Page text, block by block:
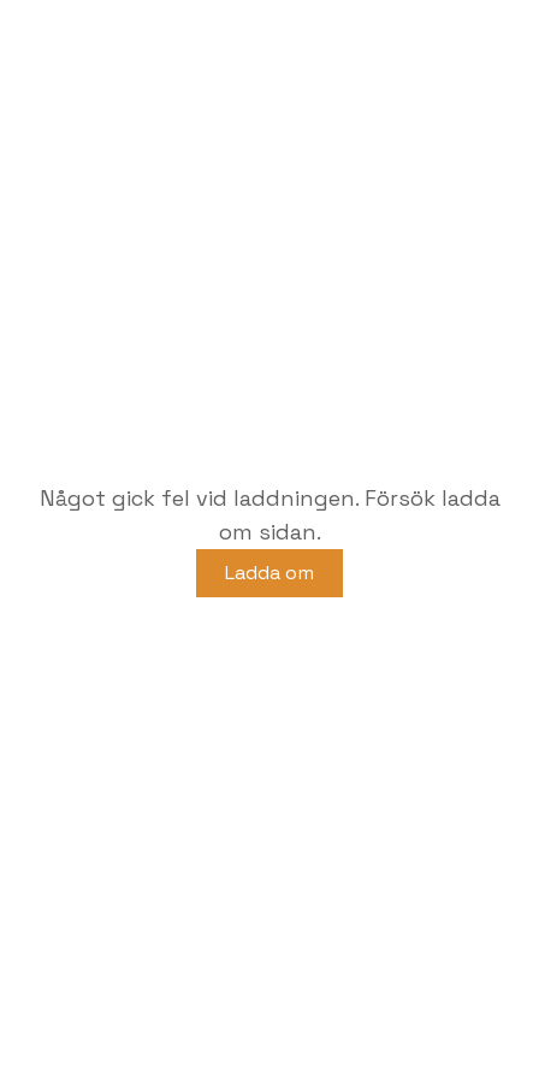
Något gick fel vid laddningen. Försök ladda
om sidan.
Ladda om